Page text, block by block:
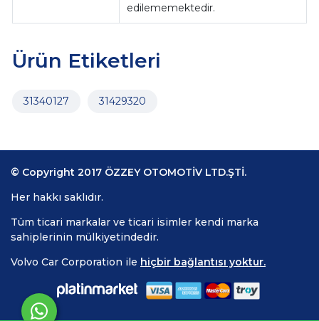
edilememektedir.
Ürün Etiketleri
31340127 31429320
© Copyright 2017 ÖZZEY OTOMOTİV LTD.ŞTİ.
Her hakkı saklıdır.
Tüm ticari markalar ve ticari isimler kendi marka
sahiplerinin mülkiyetindedir.
Volvo Car Corporation ile hiçbir bağlantısı yoktur.